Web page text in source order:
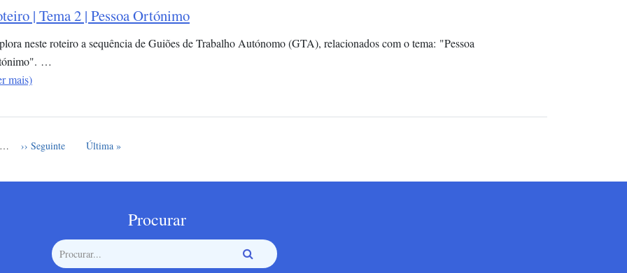
| Tema 2 | Pessoa Ortónimo
neste roteiro a sequência de Guiões de Trabalho Autónomo (GTA), relacionados com o tema: "Pessoa
…
mais)
… Próxima página
›› Seguinte Última página
Última »
Procurar